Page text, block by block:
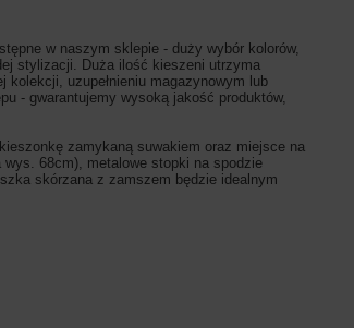
w naszym sklepie - duży wybór kolorów,
stylizacji. Duża ilość kieszeni utrzyma
uzupełnieniu magazynowym lub
- gwarantujemy wysoką jakość produktów,
zamykaną suwakiem oraz miejsce na
68cm), metalowe stopki na spodzie
skórzana z zamszem będzie idealnym